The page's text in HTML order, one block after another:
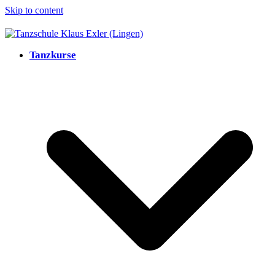
Skip to content
Tanzkurse